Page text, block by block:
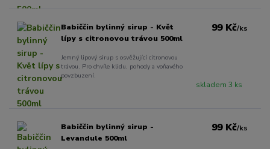
Babiččin bylinný sirup - Květ
lípy s citronovou trávou 500ml
Jemný lipový sirup s osvěžující citronovou
trávou. Pro chvíle klidu, pohody a voňavého
povzbuzení.
99 Kč/ks
skladem 3 ks
Babiččin bylinný sirup -
Levandule 500ml
99 Kč/ks